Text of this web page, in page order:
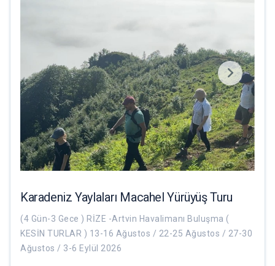
Karadeniz Yaylaları Macahel Yürüyüş Turu
(4 Gün-3 Gece ) RİZE -Artvin Havalimanı Buluşma (
KESİN TURLAR ) 13-16 Ağustos / 22-25 Ağustos / 27-30
Ağustos / 3-6 Eylül 2026